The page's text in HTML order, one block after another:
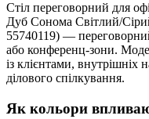
Стіл переговорний для
Дуб Сонома Світлий/
55740119) —
або конференц-зони.
із клієнтами, внутрішніх
ділового спілкування.
Як кольори